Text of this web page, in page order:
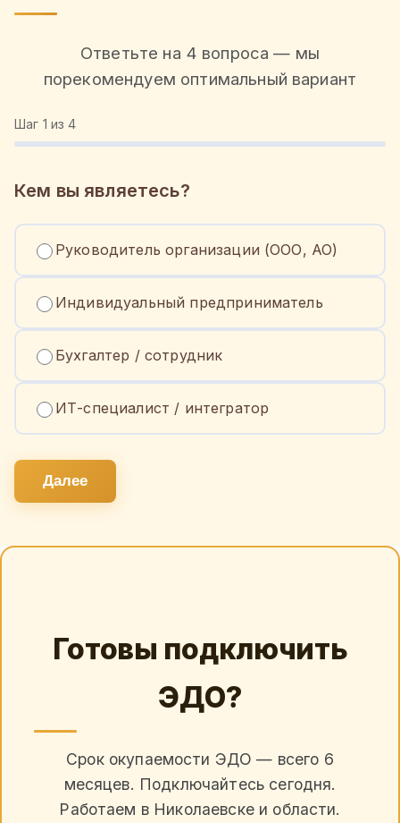
Ответьте на 4 вопроса — мы
порекомендуем оптимальный вариант
Шаг 1 из 4
Кем вы являетесь?
Руководитель организации (ООО, АО)
Индивидуальный предприниматель
Бухгалтер / сотрудник
ИТ-специалист / интегратор
Далее
Готовы подключить
ЭДО?
Срок окупаемости ЭДО — всего 6
месяцев. Подключайтесь сегодня.
Работаем в Николаевске и области.